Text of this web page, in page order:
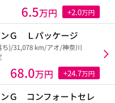
6.5万円 +2.0万円
ンＧ Ｌパッケージ
ち)/31,078 km/アオ/神奈川
68.0万円 +24.7万円
Ｇ コンフォートセレ